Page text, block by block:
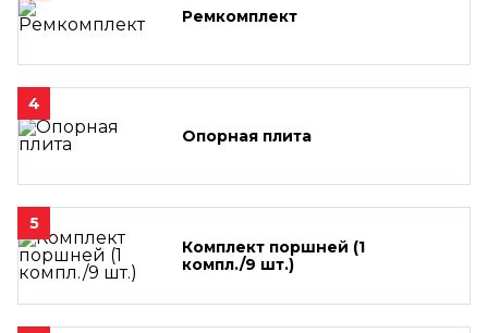
Ремкомплект
4
Опорная плита
5
Комплект поршней (1
компл./9 шт.)